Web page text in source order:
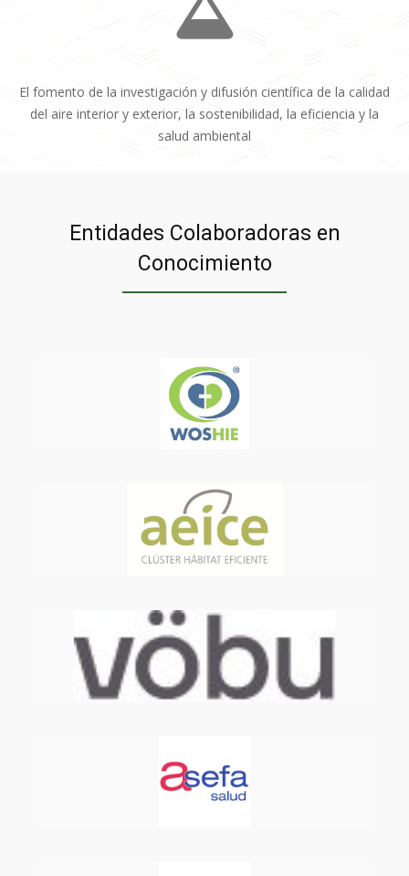
El fomento de la investigación y difusión científica de la calidad
del aire interior y exterior, la sostenibilidad, la eficiencia y la
salud ambiental
Entidades Colaboradoras en
Conocimiento